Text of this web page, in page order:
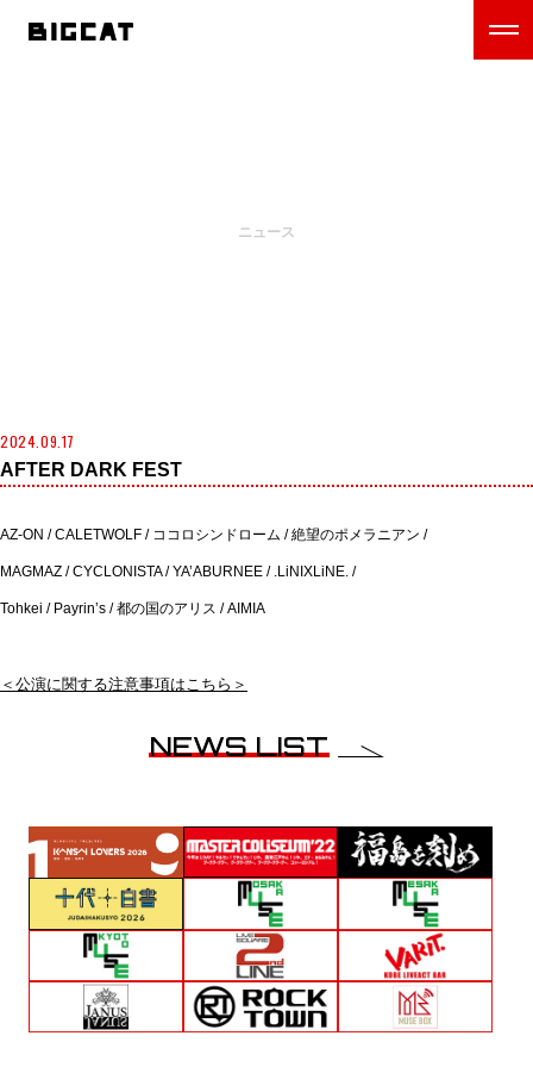
ニュース
2024.09.17
AFTER DARK FEST
AZ-ON / CALETWOLF / ココロシンドローム / 絶望のポメラニアン /
MAGMAZ / CYCLONISTA / YA’ABURNEE / .LiNIXLiNE. /
Tohkei / Payrin’s / 都の国のアリス / AIMIA
＜公演に関する注意事項はこちら＞
NEWS LIST